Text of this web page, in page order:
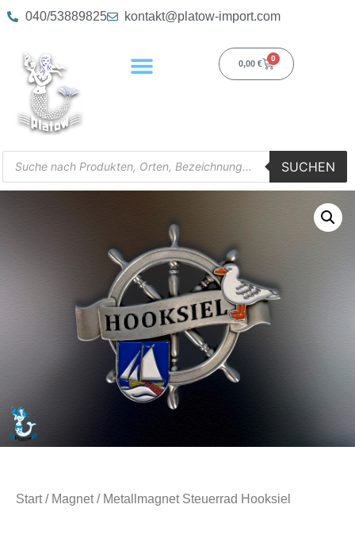
040/53889825 kontakt@platow-import.com
0,00 €
0
SUCHEN
Start/ Magnet/ Metallmagnet Steuerrad Hooksiel